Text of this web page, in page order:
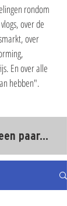
rondom
over de
over
En over alle
hebben".
paar...